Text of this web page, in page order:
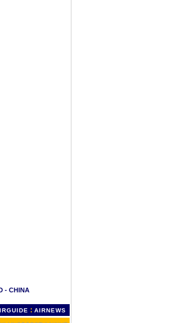
- CHINA
: AIRNEWS